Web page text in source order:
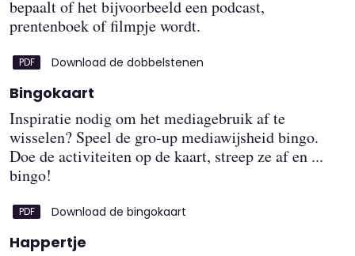
bepaalt of het bijvoorbeeld een podcast,
prentenboek of filmpje wordt.
Download de dobbelstenen
Bingokaart
Inspiratie nodig om het mediagebruik af te
wisselen? Speel de gro-up mediawijsheid bingo.
Doe de activiteiten op de kaart, streep ze af en ...
bingo!
Download de bingokaart
Happertje